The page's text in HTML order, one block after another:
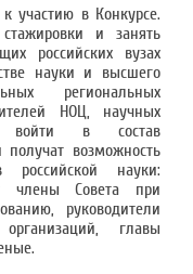
участию в Конкурсе.
и занять
российских вузах
науки и высшего
региональных
НОЦ, научных
войти в состав
возможность
науки:
члены Совета при
руководители
главы